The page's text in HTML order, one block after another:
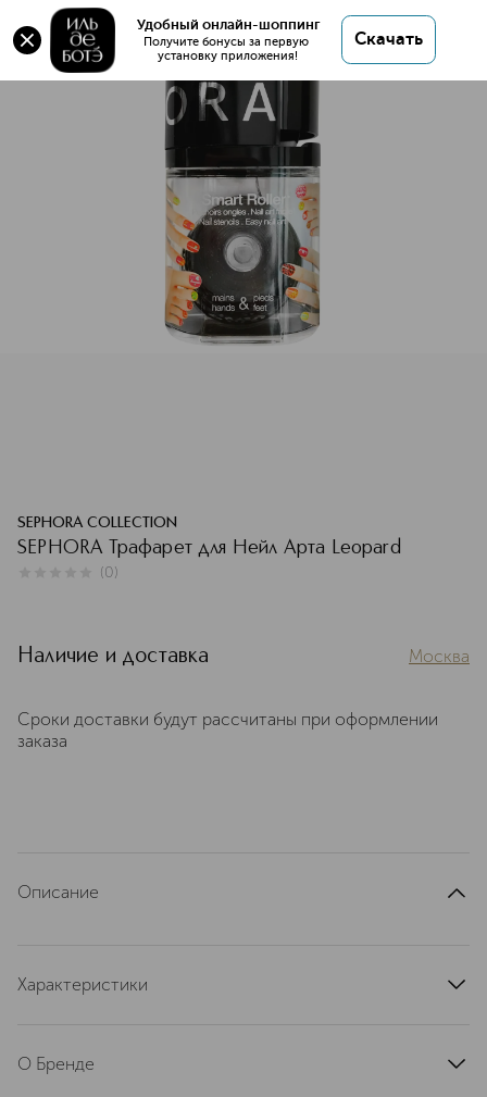
Удобный онлайн-шоппинг
Получите бонусы за первую
установку приложения!
Скачать
Оригинал 💯 SEPHORA Трафарет для Нейл Арта
Leopard купить в интернет магазине ИЛЬ ДЕ
БОТЭ с доставкой.
SEPHORA Трафарет для Нейл Арта Leopard
Характеристики
SEPHORA COLLECTION
SEPHORA Трафарет для Нейл Арта Leopard
(0)
Наличие и доставка Москва
Сроки доставки будут рассчитаны при оформлении
заказа
Описание
Характеристики
О Бренде